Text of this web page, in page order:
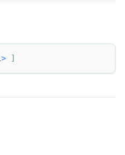
> ]